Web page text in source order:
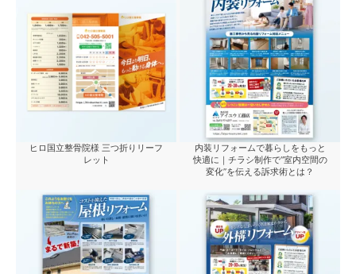
ヒロ国立整骨院様 三つ折りリーフ
レット
内装リフォームで暮らしをもっと
快適に｜チラシ制作で“室内空間の
変化”を伝える訴求術とは？